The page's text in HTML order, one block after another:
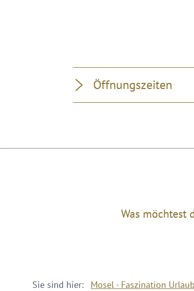
Öffnungszeiten
Was möchtest
Sie sind hier: Mosel - Faszination Urlaub